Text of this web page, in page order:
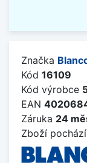
Značka
Kód 16109
Kód výrobce
EAN
Záruka 24
Zboží